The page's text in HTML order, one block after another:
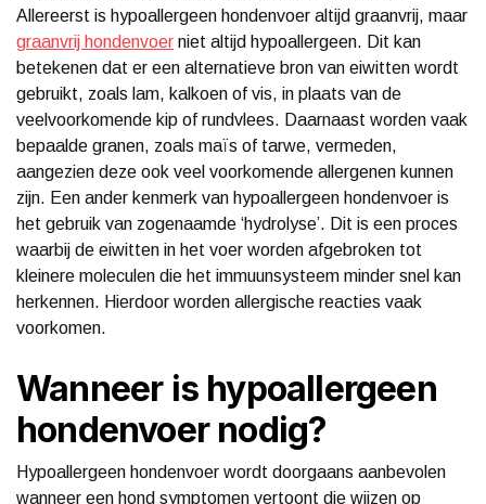
Allereerst is hypoallergeen hondenvoer altijd graanvrij, maar
graanvrij hondenvoer niet altijd hypoallergeen. Dit kan
betekenen dat er een alternatieve bron van eiwitten wordt
gebruikt, zoals lam, kalkoen of vis, in plaats van de
veelvoorkomende kip of rundvlees. Daarnaast worden vaak
bepaalde granen, zoals maïs of tarwe, vermeden,
aangezien deze ook veel voorkomende allergenen kunnen
zijn. Een ander kenmerk van hypoallergeen hondenvoer is
het gebruik van zogenaamde ‘hydrolyse’. Dit is een proces
waarbij de eiwitten in het voer worden afgebroken tot
kleinere moleculen die het immuunsysteem minder snel kan
herkennen. Hierdoor worden allergische reacties vaak
voorkomen.
Wanneer is hypoallergeen
hondenvoer nodig?
Hypoallergeen hondenvoer wordt doorgaans aanbevolen
wanneer een hond symptomen vertoont die wijzen op